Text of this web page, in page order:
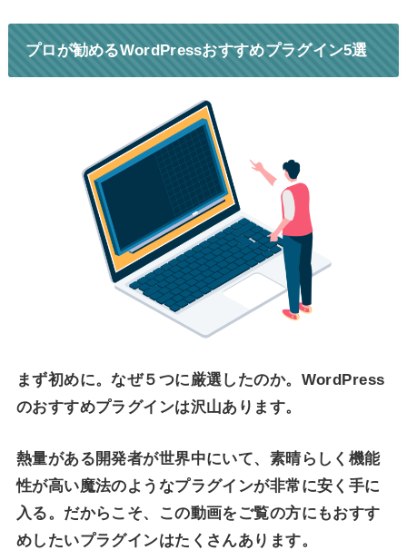
プロが勧めるWordPressおすすめプラグイン5選
まず初めに。なぜ５つに厳選したのか。WordPress
のおすすめプラグインは沢山あります。
熱量がある開発者が世界中にいて、素晴らしく機能
性が高い魔法のようなプラグインが非常に安く手に
入る。だからこそ、この動画をご覧の方にもおすす
めしたいプラグインはたくさんあります。